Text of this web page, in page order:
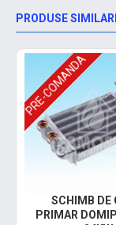
PRODUSE
PRE-COMANDA
SCHIMB DE
PRIMAR